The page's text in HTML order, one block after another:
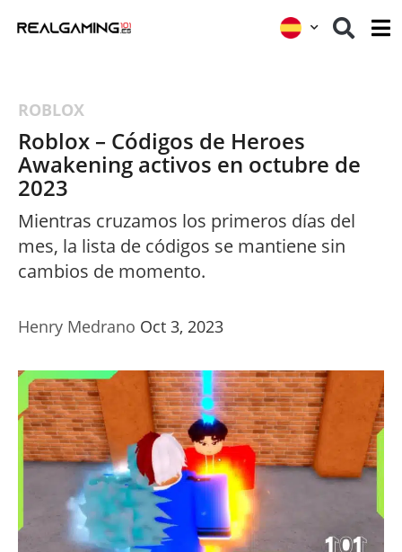
ROBLOX
Roblox – Códigos de Heroes
Awakening activos en octubre de
2023
Mientras cruzamos los primeros días del
mes, la lista de códigos se mantiene sin
cambios de momento.
Henry Medrano Oct 3, 2023